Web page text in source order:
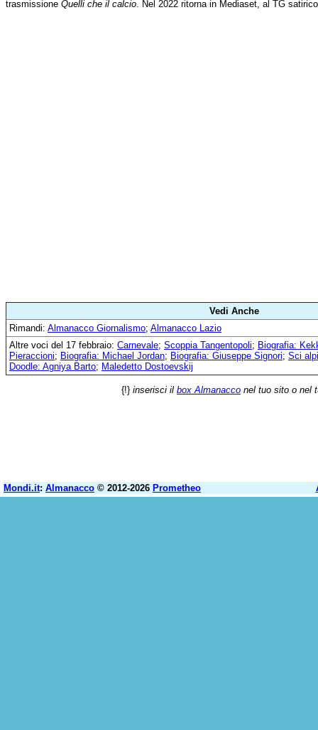
trasmissione Quelli che il calcio. Nel 2022 ritorna in Mediaset, al TG
Vedi Anche
Rimandi: Almanacco Giornalismo; Almanacco Lazio
Altre voci del 17 febbraio: Carnevale; Scoppia Tangentopoli; Biografia:
Pieraccioni; Biografia: Michael Jordan; Biografia: Giuseppe Signori; Sci
Doodle: Agniya Barto; Maledetto Dostoevskij
{!} inserisci il box Almanacco nel tuo sito o nel
Mondi.it: Almanacco © 2012-2026 Prometheo